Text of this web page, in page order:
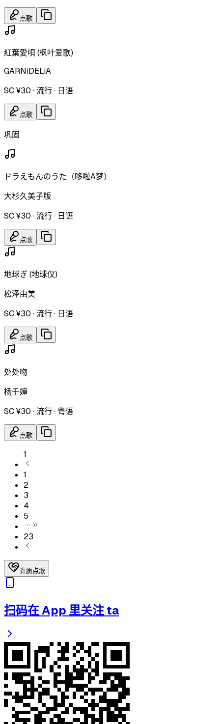
点歌
紅葉愛唄 (枫叶爱歌)
GARNiDELiA
SC ¥30 ·流行· 日语
点歌
巩固
ドラえもんのうた（哆啦A梦）
大杉久美子版
SC ¥30 ·流行· 日语
点歌
地球ぎ (地球仪)
松泽由美
SC ¥30 ·流行· 日语
点歌
处处吻
杨千嬅
SC ¥30 ·流行· 粤语
点歌
1
1
2
3
4
5
23
许愿点歌
扫码在 App 里关注 ta